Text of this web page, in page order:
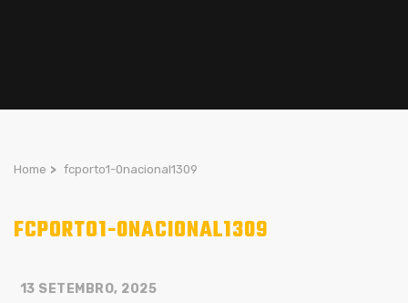
Home > fcporto1-0nacional1309
FCPORTO1-0NACIONAL1309
13 SETEMBRO, 2025